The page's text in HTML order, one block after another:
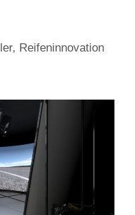
, Reifeninnovation